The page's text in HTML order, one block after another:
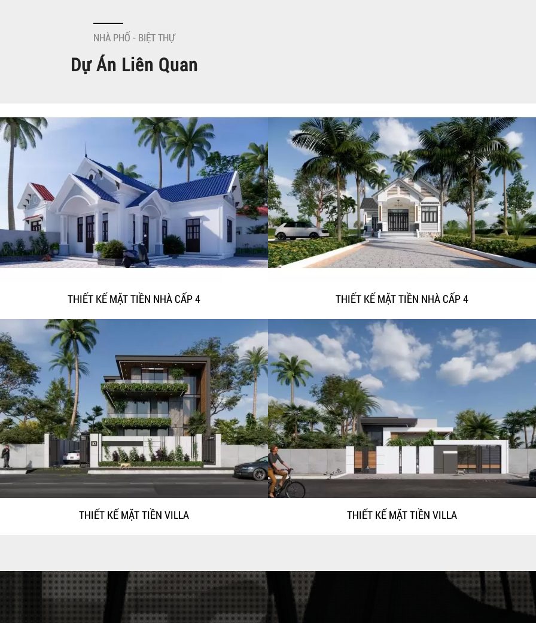
NHÀ PHỐ - BIỆT THỰ
Dự Án Liên Quan
THIẾT KẾ MẶT TIỀN NHÀ CẤP 4 THIẾT KẾ MẶT TIỀN NHÀ CẤP 4
THIẾT KẾ MẶT TIỀN VILLA THIẾT KẾ MẶT TIỀN VILLA